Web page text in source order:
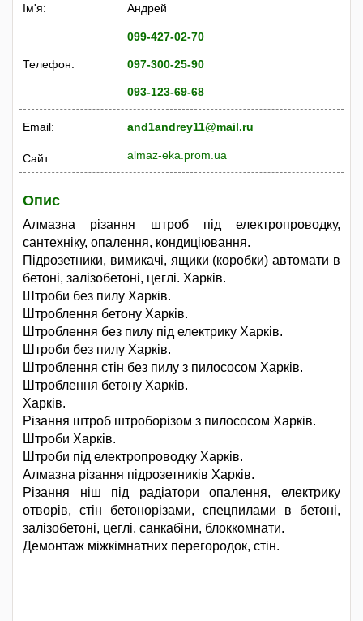
Ім'я:
Андрей
Телефон:
099-427-02-70
097-300-25-90
093-123-69-68
Email: and1andrey11@mail.ru
Сайт: almaz-eka.prom.ua
Опис
Алмазна різання штроб під електропроводку,
сантехніку, опалення, кондиціювання.
Підрозетники, вимикачі, ящики (коробки) автомати в
бетоні, залізобетоні, цеглі. Харків.
Штроби без пилу Харків.
Штроблення бетону Харків.
Штроблення без пилу під електрику Харків.
Штроби без пилу Харків.
Штроблення стін без пилу з пилососом Харків.
Штроблення бетону Харків.
Харків.
Різання штроб штроборізом з пилососом Харків.
Штроби Харків.
Штроби під електропроводку Харків.
Алмазна різання підрозетників Харків.
Різання ніш під радіатори опалення, електрику
отворів, стін бетонорізами, спецпилами в бетоні,
залізобетоні, цеглі. санкабіни, блоккомнати.
Демонтаж міжкімнатних перегородок, стін.